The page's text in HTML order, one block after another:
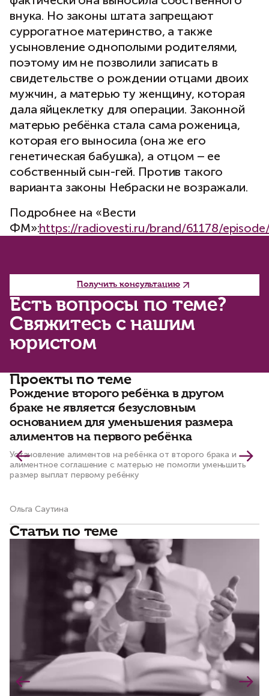
внука. Но законы штата запрещают
суррогатное материнство, а также
усыновление однополыми родителями,
поэтому им не позволили записать в
свидетельстве о рождении отцами двоих
мужчин, а матерью ту женщину, которая
дала яйцеклетку для операции. Законной
матерью ребёнка стала сама роженица,
которая его выносила (она же его
генетическая бабушка), а отцом – ее
собственный сын-гей. Против такого
варианта законы Небраски не возражали.
Подробнее на «Вести
ФМ»:https://radiovesti.ru/brand/61178/
Есть вопросы по теме?
Свяжитесь с нашим
юристом
Получить консультацию
Проекты по теме
Рождение второго ребёнка в другом
браке не является безусловным
основанием для уменьшения размера
алиментов на первого ребёнка
Установление алиментов на ребёнка от второго брака и
алиментное соглашение с матерью не помогли уменьшить
размер выплат первому ребёнку
Ольга Саутина
Статьи по теме